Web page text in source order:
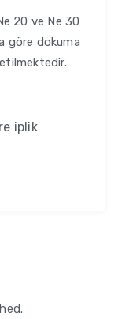
20 ve Ne 30
göre dokuma
iplik